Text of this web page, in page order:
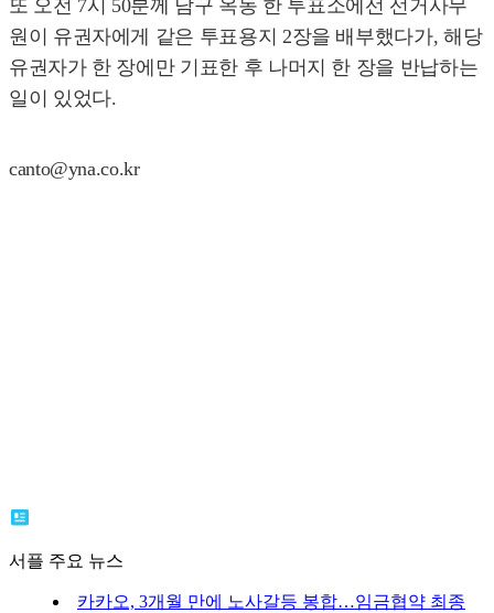
또 오전 7시 50분께 남구 옥동 한 투표소에선 선거사무
원이 유권자에게 같은 투표용지 2장을 배부했다가, 해당
유권자가 한 장에만 기표한 후 나머지 한 장을 반납하는
일이 있었다.
canto@yna.co.kr
서플 주요 뉴스
카카오, 3개월 만에 노사갈등 봉합…임금협약 최종